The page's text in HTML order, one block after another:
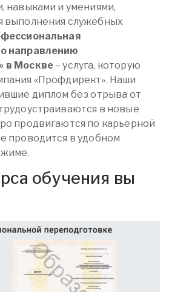
навыками и умениями,
выполнения служебных
направлению
в Москве – услуга, которую
«Профдирект». Наши
диплом без отрыва от
в новые
продвигаются по карьерной
проводится в удобном
обучения вы